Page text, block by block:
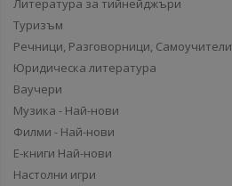
Литература за тийнейджъри
Туризъм
Речници, Разговорници, Самоучители
Юридическа литература
Ваучери
Музика - Най-нови
Филми - Най-нови
Е-книги Най-нови
Настолни игри